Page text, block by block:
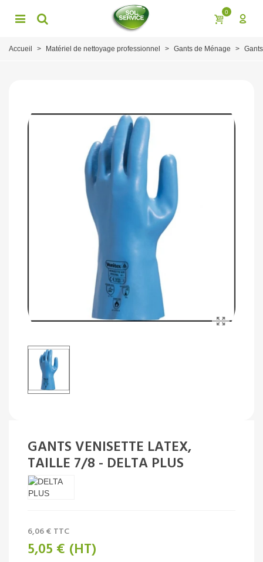
0
Accueil > Matériel de nettoyage professionnel > Gants de Ménage >
GANTS VENISETTE LATEX,
TAILLE 7/8 - DELTA PLUS
6,06 € TTC
5,05 € (HT)